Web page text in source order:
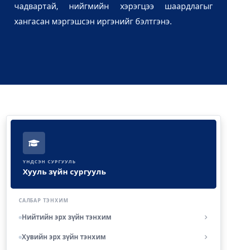
чадвартай, нийгмийн хэрэгцээ шаардлагыг
хангасан мэргэшсэн иргэнийг бэлтгэнэ.
ҮНДСЭН СУРГУУЛЬ
Хууль зүйн сургууль
САЛБАР ТЭНХИМ
Нийтийн эрх зүйн тэнхим
Хувийн эрх зүйн тэнхим